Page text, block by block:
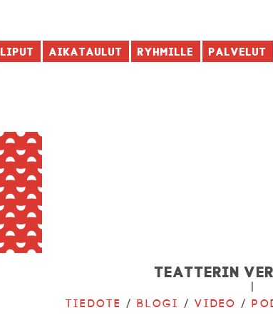
Liput Aikataulut Ryhmille Palvelut
Teatterin
|
Tiedote /Blogi /Video /